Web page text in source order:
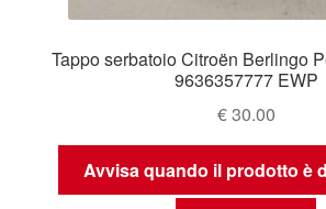
Tappo serbatoio Citroën Berlingo
9636357777 EWP
€30.00
Avvisa quando il prodotto è